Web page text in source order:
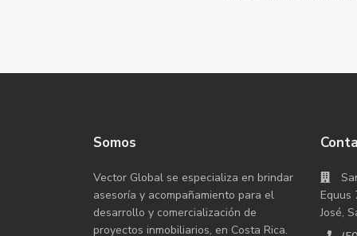
Somos
Vector Global se especializa en brindar
asesoría y acompañamiento para el
desarrollo y comercialización de
proyectos inmobiliarios, en Costa Rica.
Equus
José,